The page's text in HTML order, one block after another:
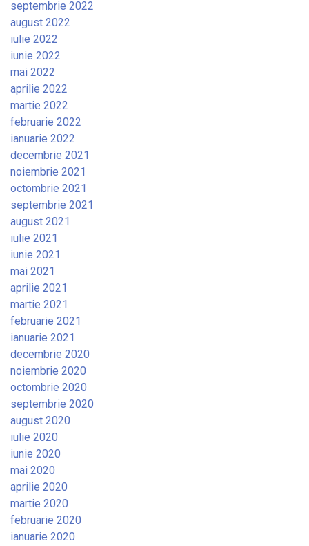
septembrie 2022
august 2022
iulie 2022
iunie 2022
mai 2022
aprilie 2022
martie 2022
februarie 2022
ianuarie 2022
decembrie 2021
noiembrie 2021
octombrie 2021
septembrie 2021
august 2021
iulie 2021
iunie 2021
mai 2021
aprilie 2021
martie 2021
februarie 2021
ianuarie 2021
decembrie 2020
noiembrie 2020
octombrie 2020
septembrie 2020
august 2020
iulie 2020
iunie 2020
mai 2020
aprilie 2020
martie 2020
februarie 2020
ianuarie 2020